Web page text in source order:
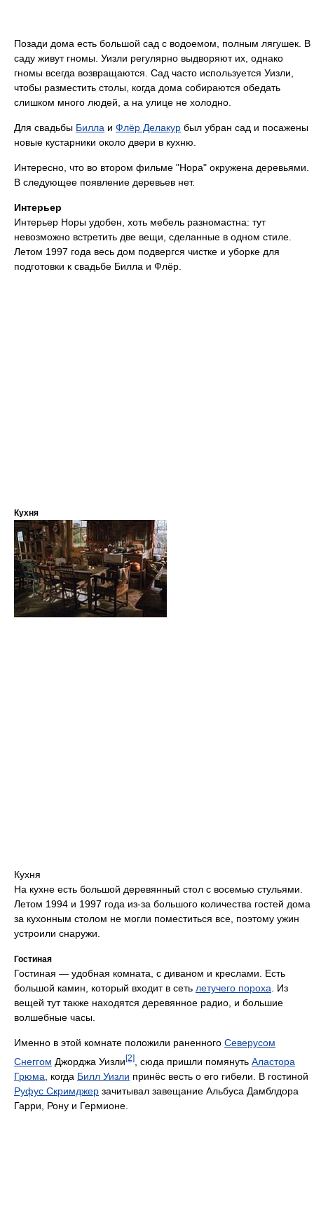
Позади дома есть большой сад с водоемом, полным лягушек. В
саду живут гномы. Уизли регулярно выдворяют их, однако
гномы всегда возвращаются. Сад часто используется Уизли,
чтобы разместить столы, когда дома собираются обедать
слишком много людей, а на улице не холодно.
Для свадьбы Билла и Флёр Делакур был убран сад и посажены
новые кустарники около двери в кухню.
Интересно, что во втором фильме "Нора" окружена деревьями.
В следующее появление деревьев нет.
Интерьер
Интерьер Норы удобен, хоть мебель разномастна: тут
невозможно встретить две вещи, сделанные в одном стиле.
Летом 1997 года весь дом подвергся чистке и уборке для
подготовки к свадьбе Билла и Флёр.
Кухня
Кухня
На кухне есть большой деревянный стол с восемью стульями.
Летом 1994 и 1997 года из-за большого количества гостей дома
за кухонным столом не могли поместиться все, поэтому ужин
устроили снаружи.
Гостиная
Гостиная — удобная комната, с диваном и креслами. Есть
большой камин, который входит в сеть летучего пороха. Из
вещей тут также находятся деревянное радио, и большие
волшебные часы.
Именно в этой комнате положили раненного Северусом
Снеггом Джорджа Уизли [2] , сюда пришли помянуть Аластора
Грюма , когда Билл Уизли принёс весть о его гибели. В гостиной
Руфус Скримджер зачитывал завещание Альбуса Дамблдора
Гарри, Рону и Гермионе.